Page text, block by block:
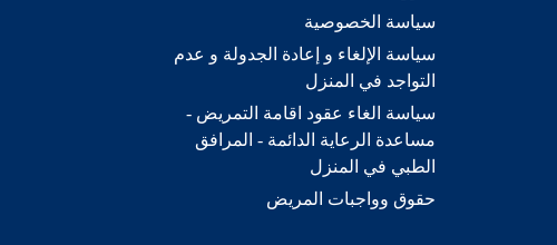
سياسة الخصوصية
سياسة الإلغاء و إعادة الجدولة و عدم
التواجد في المنزل
سياسة الغاء عقود اقامة التمريض -
مساعدة الرعاية الدائمة - المرافق
الطبي في المنزل
حقوق وواجبات المريض